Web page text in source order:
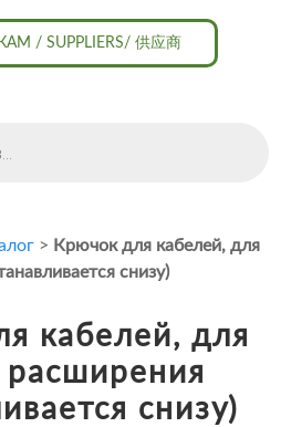
/ SUPPLIERS/ 供应商
> Крючок для кабелей, для
снизу)
кабелей, для
расширения
снизу)